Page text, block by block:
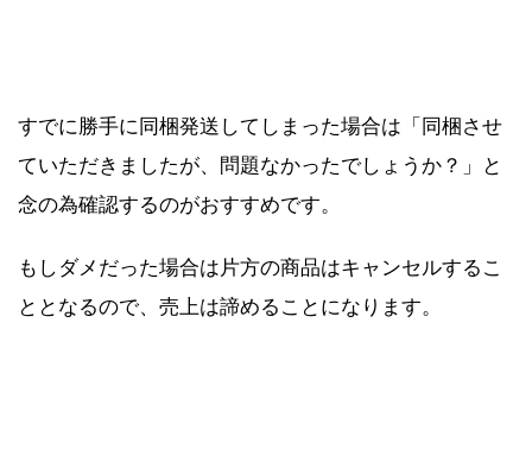
すでに勝手に同梱発送してしまった場合は「同梱させ
ていただきましたが、問題なかったでしょうか？」と
念の為確認するのがおすすめです。
もしダメだった場合は片方の商品はキャンセルするこ
ととなるので、売上は諦めることになります。